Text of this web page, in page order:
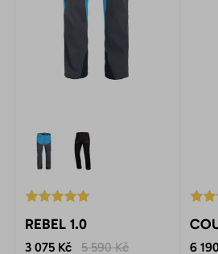
REBEL 1.0
3 075 Kč 5 590 Kč 6